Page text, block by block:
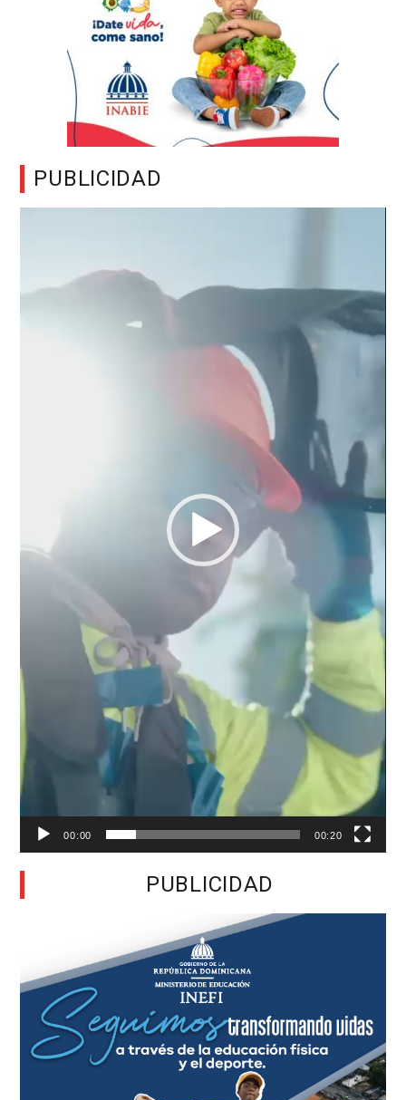
PUBLICIDAD
00:00 00:20
PUBLICIDAD